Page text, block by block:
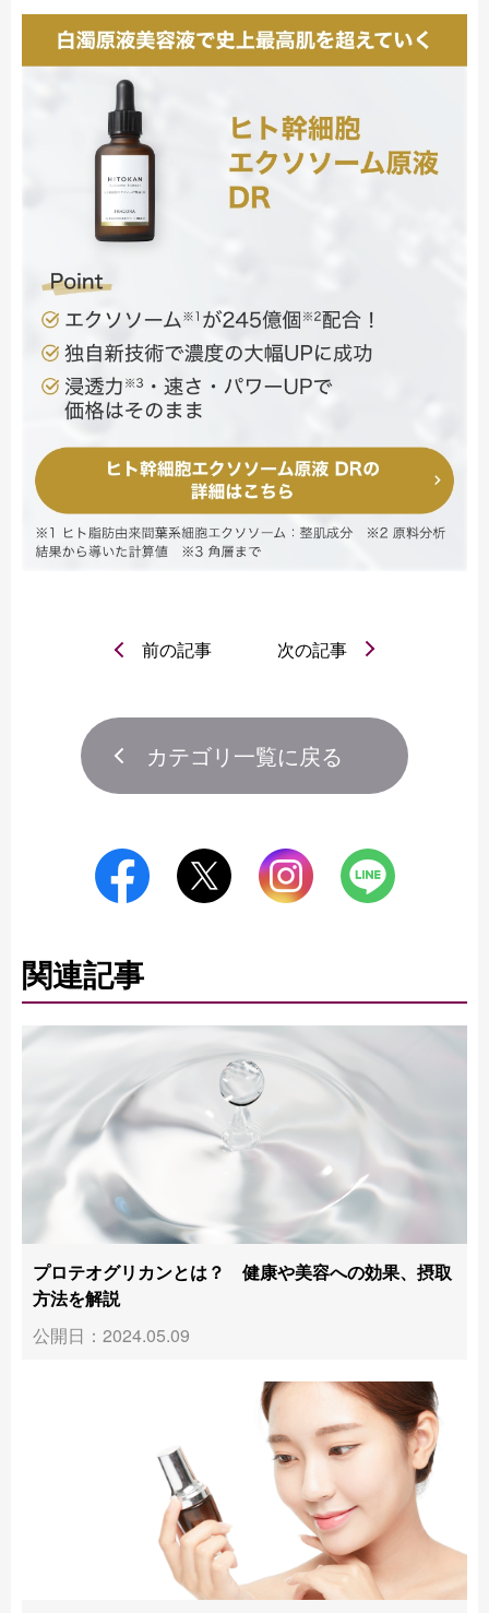
前の記事 次の記事
カテゴリ一覧に戻る
関連記事
プロテオグリカンとは？ 健康や美容への効果、摂取
方法を解説
公開日：2024.05.09